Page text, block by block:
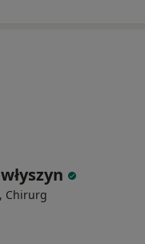
Chirurg